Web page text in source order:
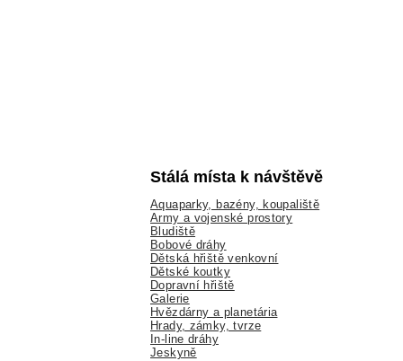
Stálá místa k návštěvě
Aquaparky, bazény, koupaliště
Army a vojenské prostory
Bludiště
Bobové dráhy
Dětská hřiště venkovní
Dětské koutky
Dopravní hřiště
Galerie
Hvězdárny a planetária
Hrady, zámky, tvrze
In-line dráhy
Jeskyně